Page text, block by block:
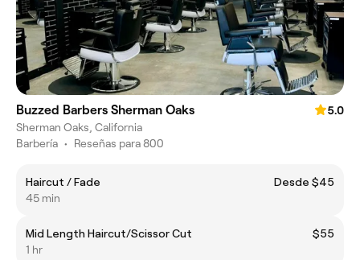
Buzzed Barbers Sherman Oaks
5.0
Sherman Oaks, California
Barbería • Reseñas para 800
Haircut / Fade
Desde $45
45 min
Mid Length Haircut/Scissor Cut
$55
1 hr